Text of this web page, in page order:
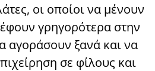
οι οποίοι να μένουν
γρηγορότερα στην
αγοράσουν ξανά και να
σε φίλους και